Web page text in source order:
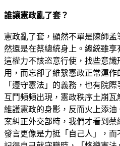
誰讓憲政亂了套？
憲政亂了套，顯然不單是陳師
然還是在蔡總統身上。總統雖
這權力不該恣意行使，找些意
用，而忘卻了維繫憲政正常運
「遵守憲法」的義務，也有院
互鬥頻頻出現，憲政秩序土崩
維護憲政的身影，反而火上添
案糾正外交部時，我們才看到
發言更像是力挺「自己人」，